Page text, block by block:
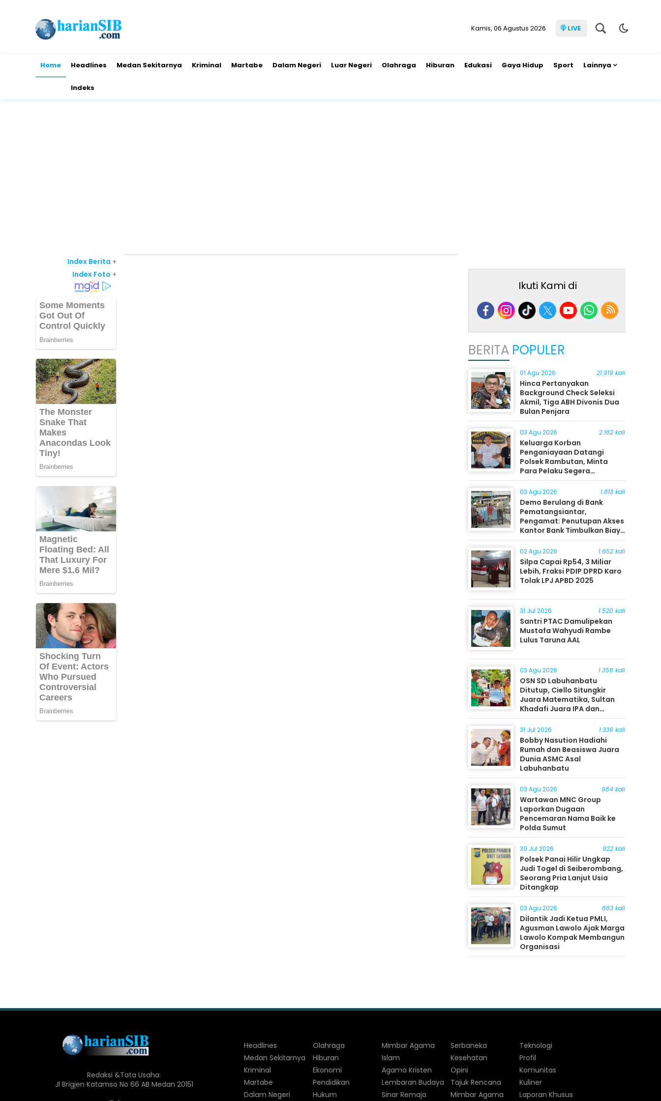
Kamis, 06 Agustus 2026 LIVE
Home Headlines Medan Sekitarnya Kriminal Martabe Dalam Negeri Luar Negeri Olahraga Hiburan Edukasi Gaya Hidup Sport Lainnya
Indeks
Index Berita +
Index Foto +
Ikuti Kami di
BERITA POPULER
01 Agu 2026 21.919 kali
Hinca Pertanyakan
Background Check Seleksi
Akmil, Tiga ABH Divonis Dua
Bulan Penjara
03 Agu 2026 2.182 kali
Keluarga Korban
Penganiayaan Datangi
Polsek Rambutan, Minta
Para Pelaku Segera
Ditangkap
03 Agu 2026 1.813 kali
Demo Berulang di Bank
Pematangsiantar,
Pengamat: Penutupan Akses
Kantor Bank Timbulkan Biaya
Ekonomi bagi Masyarakat
02 Agu 2026 1.652 kali
Silpa Capai Rp54, 3 Miliar
Lebih, Fraksi PDIP DPRD Karo
Tolak LPJ APBD 2025
31 Jul 2026 1.520 kali
Santri PTAC Damulipekan
Mustafa Wahyudi Rambe
Lulus Taruna AAL
03 Agu 2026 1.358 kali
OSN SD Labuhanbatu
Ditutup, Ciello Situngkir
Juara Matematika, Sultan
Khadafi Juara IPA dan
Timothy Rangkuti Juara IPS
31 Jul 2026 1.336 kali
Bobby Nasution Hadiahi
Rumah dan Beasiswa Juara
Dunia ASMC Asal
Labuhanbatu
03 Agu 2026 984 kali
Wartawan MNC Group
Laporkan Dugaan
Pencemaran Nama Baik ke
Polda Sumut
30 Jul 2026 922 kali
Polsek Panai Hilir Ungkap
Judi Togel di Seiberombang,
Seorang Pria Lanjut Usia
Ditangkap
03 Agu 2026 883 kali
Dilantik Jadi Ketua PMLI,
Agusman Lawolo Ajak Marga
Lawolo Kompak Membangun
Organisasi
Redaksi &Tata Usaha:
Jl Brigjen Katamso No 66 AB Medan 20151
Headlines
Medan Sekitarnya
Kriminal
Martabe
Dalam Negeri
Olahraga
Hiburan
Ekonomi
Pendidikan
Hukum
Mimbar Agama
Islam
Agama Kristen
Lembaran Budaya
Sinar Remaja
Serbaneka
Kesehatan
Opini
Tajuk Rencana
Mimbar Agama
Teknologi
Profil
Komunitas
Kuliner
Laporan Khusus